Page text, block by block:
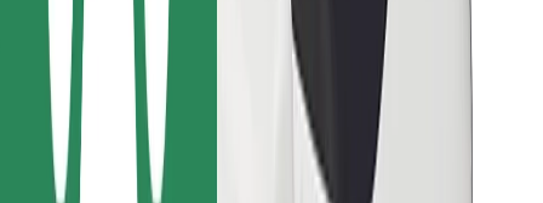
Flottapartnereknek
Éttermeknek
Bolt for Business
Egyéb